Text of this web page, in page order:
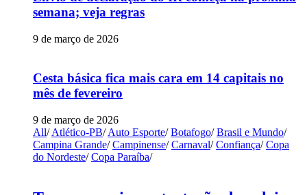
semana; veja regras
9 de março de 2026
Cesta básica fica mais cara em 14 capitais no
mês de fevereiro
9 de março de 2026
All/ Atlético-PB/ Auto Esporte/ Botafogo/ Brasil e Mundo/
Campina Grande/ Campinense/ Carnaval/ Confiança/ Copa
do Nordeste/ Copa Paraíba/